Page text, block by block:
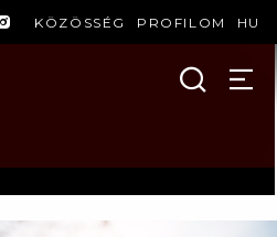
KÖZÖSSÉG PROFILOM HU